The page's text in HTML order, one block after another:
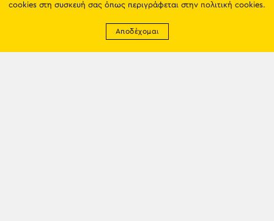
cookies στη συσκευή σας όπως περιγράφεται στην πολιτική cookies.
Αποδέχομαι